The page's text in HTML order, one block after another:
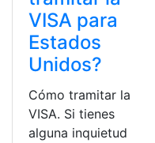
VISA para
Estados
Unidos?
Cómo tramitar la
VISA. Si tienes
alguna inquietud